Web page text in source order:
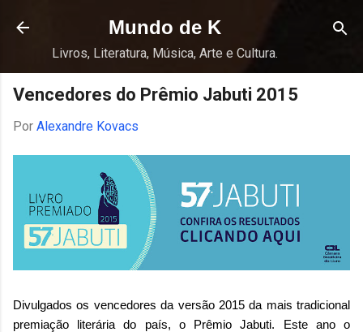
Pular para o conteúdo principal
Mundo de K
Livros, Literatura, Música, Arte e Cultura.
Vencedores do Prêmio Jabuti 2015
Por Alexandre Kovacs
Divulgados os vencedores da versão 2015 da mais tradicional
premiação literária do país, o Prêmio Jabuti. Este ano o